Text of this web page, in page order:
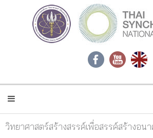
วิทยาศาสตร์สร้างสรรค์เพื่อสรรค์สร้างอน